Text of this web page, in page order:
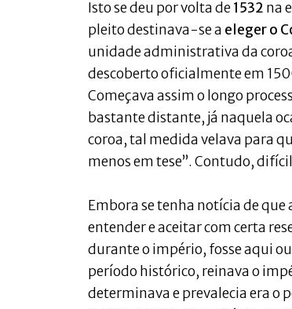
Isto se deu por volta de1532 na
pleito destinava-se a eleger o
unidade administrativa da
descoberto oficialmente em
Começava assim o longo
bastante distante, já naquela
coroa, tal medida velava para
menos em tese”. Contudo,
Embora se tenha notícia de
entender e aceitar com certa
durante o império, fosse aqui
período histórico, reinava o
determinava e prevalecia era o